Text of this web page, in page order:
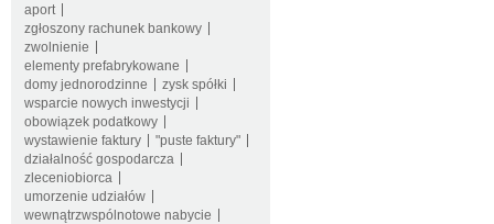
aport
zgłoszony rachunek bankowy
zwolnienie
elementy prefabrykowane
domy jednorodzinne
zysk spółki
wsparcie nowych inwestycji
obowiązek podatkowy
wystawienie faktury
"puste faktury"
działalność gospodarcza
zleceniobiorca
umorzenie udziałów
wewnątrzwspólnotowe nabycie